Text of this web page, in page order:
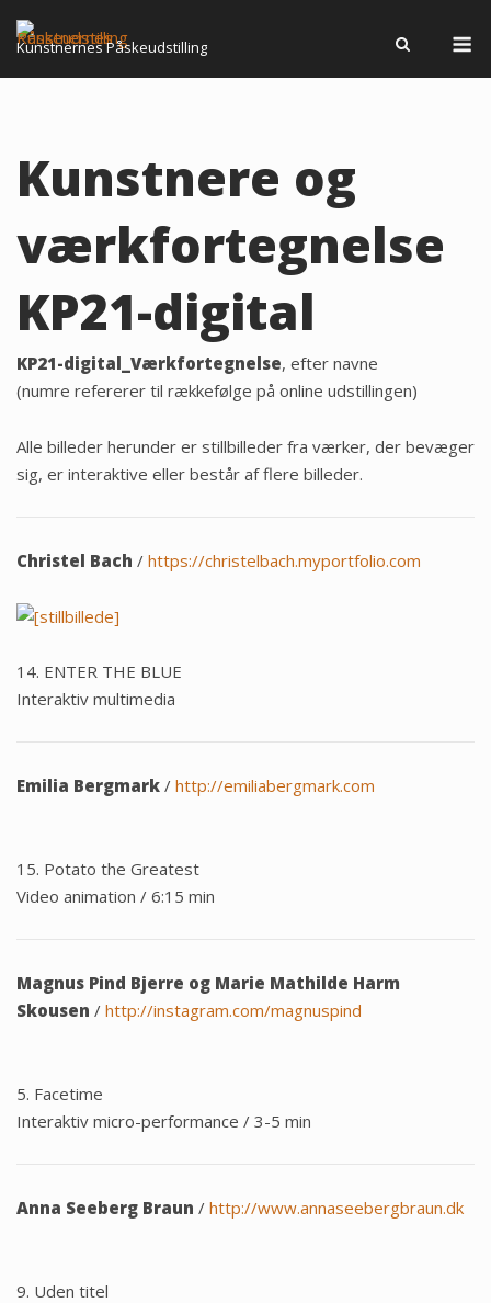
Kunstnernes Påskeudstilling
Kunstnere og
værkfortegnelse
KP21-digital
KP21-digital_Værkfortegnelse, efter navne
(numre refererer til rækkefølge på online udstillingen)
Alle billeder herunder er stillbilleder fra værker, der bevæger
sig, er interaktive eller består af flere billeder.
Christel Bach / https://christelbach.myportfolio.com
14. ENTER THE BLUE
Interaktiv multimedia
Emilia Bergmark / http://emiliabergmark.com
15. Potato the Greatest
Video animation / 6:15 min
Magnus Pind Bjerre og Marie Mathilde Harm
Skousen / http://instagram.com/magnuspind
5. Facetime
Interaktiv micro-performance / 3-5 min
Anna Seeberg Braun / http://www.annaseebergbraun.dk
9. Uden titel